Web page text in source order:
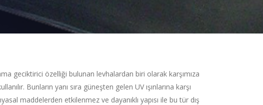
geciktirici özelliği bulunan levhalardan biri olarak karşımıza
Bunların yanı sıra güneşten gelen UV ışınlarına karşı
maddelerden etkilenmez ve dayanıklı yapısı ile bu tür dış